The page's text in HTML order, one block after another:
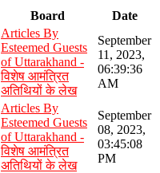
Board Date
Articles By
Esteemed Guests
of Uttarakhand -
विशेष आमंत्रित
अतिथियों के लेख
September
11, 2023,
06:39:36
AM
Articles By
Esteemed Guests
of Uttarakhand -
विशेष आमंत्रित
अतिथियों के लेख
September
08, 2023,
03:45:08
PM